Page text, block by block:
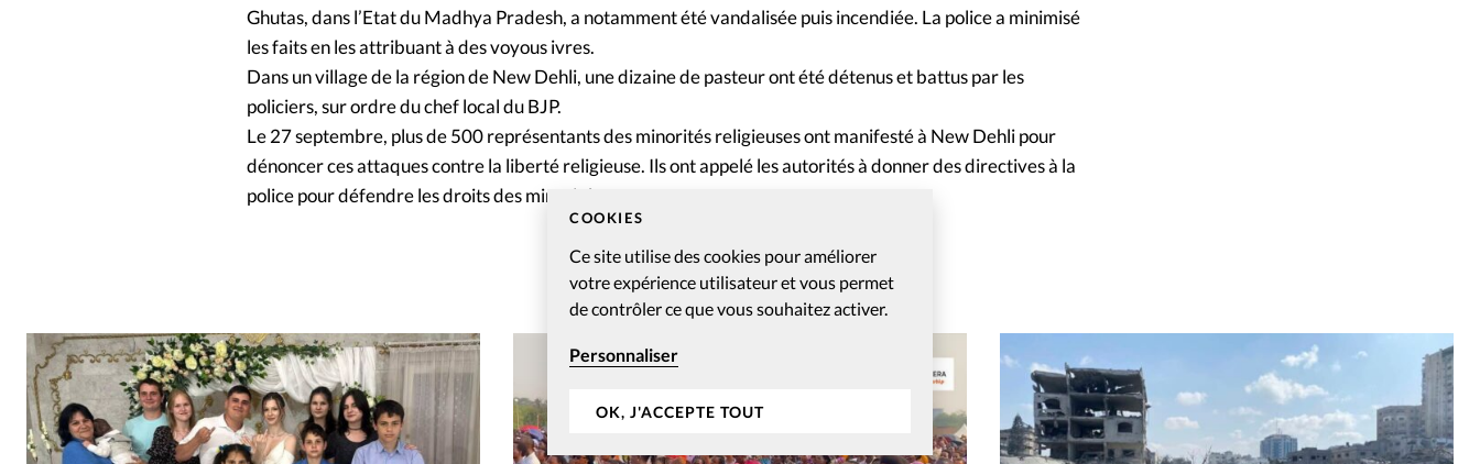
COOKIES
Ce site utilise des cookies pour améliorer
votre expérience utilisateur et vous permet
de contrôler ce que vous souhaitez activer.
Personnaliser
OK, J'ACCEPTE TOUT
Ghutas, dans l’Etat du Madhya Pradesh, a notamment été vandalisée puis incendiée. La police a minimisé
les faits en les attribuant à des voyous ivres.
Dans un village de la région de New Dehli, une dizaine de pasteur ont été détenus et battus par les
policiers, sur ordre du chef local du BJP.
Le 27 septembre, plus de 500 représentants des minorités religieuses ont manifesté à New Dehli pour
dénoncer ces attaques contre la liberté religieuse. Ils ont appelé les autorités à donner des directives à la
police pour défendre les droits des minorités.